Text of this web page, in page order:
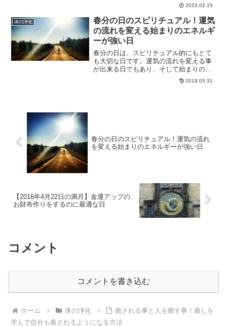
2023.02.15
体の浄化
春分の日のスピリチュアル！運気
の流れを変える始まりのエネルギ
ーが強い日
春分の日は、スピリチュアル的にもとて
も大切な日です。運気の流れを変える事
が出来る日でもあり、そして始まりのエ
ネルギーがとっても強い日なのです。春
分の日について、そして春分の日にする
2019.05.31
春分の日のスピリチュアル！運気の流れ
を変える始まりのエネルギーが強い日
【2016年4月22日の満月】金運アップの
お財布作りをするのに最適な日
コメント
コメントを書き込む
ホーム 体の浄化
癒される事と人を癒す事！癒しを
学んで自分も癒されるようになる方法